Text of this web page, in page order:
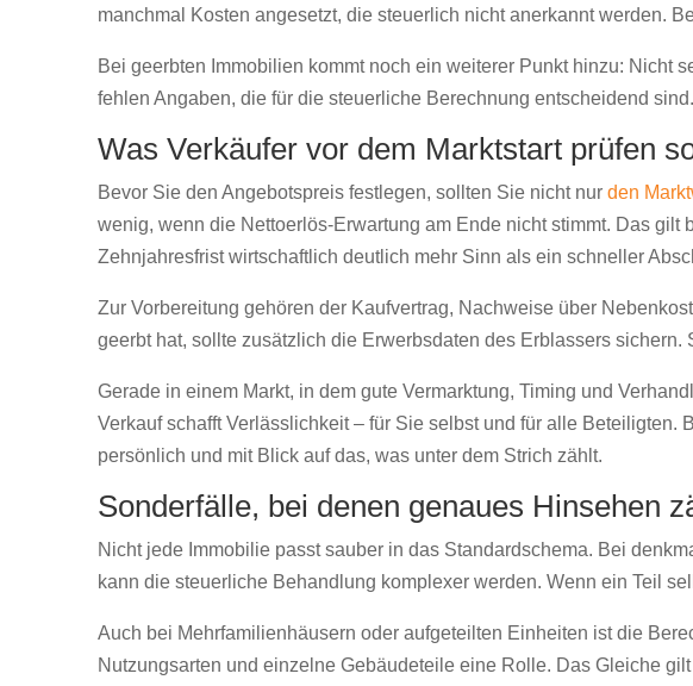
manchmal Kosten angesetzt, die steuerlich nicht anerkannt werden.
Bei geerbten Immobilien kommt noch ein weiterer Punkt hinzu: Nicht
fehlen Angaben, die für die steuerliche Berechnung entscheidend
Was Verkäufer vor dem Marktstart prüfen
Bevor Sie den Angebotspreis festlegen, sollten Sie nicht nur den
wenig, wenn die Nettoerlös-Erwartung am Ende nicht stimmt. Das
Zehnjahresfrist wirtschaftlich deutlich mehr Sinn als ein schneller
Zur Vorbereitung gehören der Kaufvertrag, Nachweise über
geerbt hat, sollte zusätzlich die Erwerbsdaten des Erblassers
Gerade in einem Markt, in dem gute Vermarktung, Timing und
Verkauf schafft Verlässlichkeit – für Sie selbst und für alle
persönlich und mit Blick auf das, was unter dem Strich zählt.
Sonderfälle, bei denen genaues Hinsehen
Nicht jede Immobilie passt sauber in das Standardschema. Bei
kann die steuerliche Behandlung komplexer werden. Wenn ein Teil
Auch bei Mehrfamilienhäusern oder aufgeteilten Einheiten ist die
Nutzungsarten und einzelne Gebäudeteile eine Rolle. Das Gleiche